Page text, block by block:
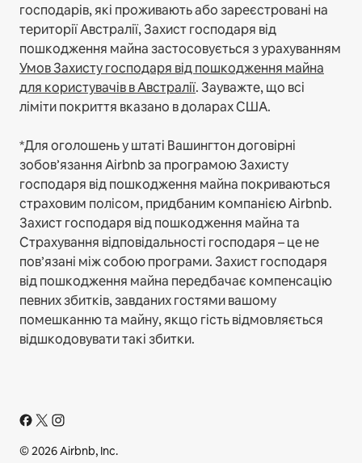
господарів, які проживають або зареєстровані на
території Австралії, Захист господаря від
пошкодження майна застосовується з урахуванням
Умов Захисту господаря від пошкодження майна
для користувачів в Австралії. Зауважте, що всі
ліміти покриття вказано в доларах США.
*Для оголошень у штаті Вашингтон договірні
зобов’язання Airbnb за програмою Захисту
господаря від пошкодження майна покриваються
страховим полісом, придбаним компанією Airbnb.
Захист господаря від пошкодження майна та
Страхування відповідальності господаря – це не
пов’язані між собою програми. Захист господаря
від пошкодження майна передбачає компенсацію
певних збитків, завданих гостями вашому
помешканню та майну, якщо гість відмовляється
відшкодовувати такі збитки.
© 2026 Airbnb, Inc.